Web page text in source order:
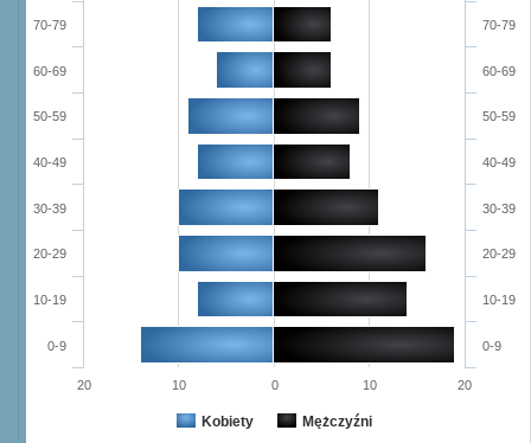
Kobiety Mężczyźni
0-9
10-19
20-29
30-39
40-49
50-59
60-69
70-79
0-9
10-19
20-29
30-39
40-49
50-59
60-69
70-79
20 10 0 10 20